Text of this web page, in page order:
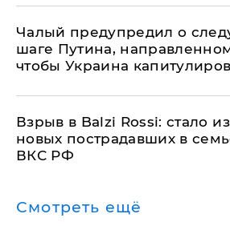
Чалый предупредил о
шаге Путина,
чтобы Украина
Взрыв в Balzi Rossi: стало
новых пострадавших в
ВКС РФ
Смотреть ещё